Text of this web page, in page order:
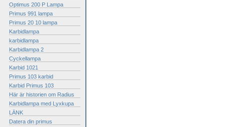
Optimus 200 P Lampa
Primus 991 lampa
Primus 20 10 lampa
Karbidlampa
karbidlampa
Karbidlampa 2
Cyckellampa
Karbid 1021
Primus 103 karbid
Karbid Primus 103
Här är historien om Radius
Karbidlampa med Lyxkupa
LÄNK
Datera din primus